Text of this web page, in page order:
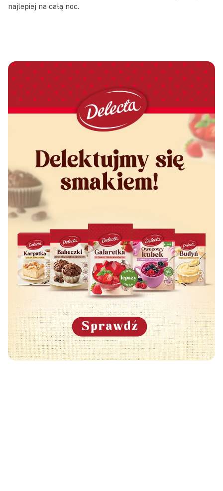
najlepiej na całą noc.